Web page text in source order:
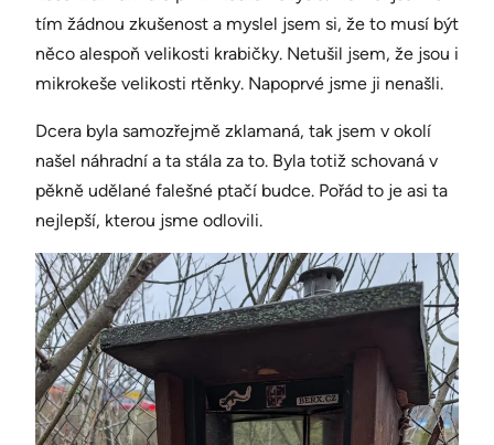
tím žádnou zkušenost a myslel jsem si, že to musí být
něco alespoň velikosti krabičky. Netušil jsem, že jsou i
mikrokeše velikosti rtěnky. Napoprvé jsme ji nenašli.
Dcera byla samozřejmě zklamaná, tak jsem v okolí
našel náhradní a ta stála za to. Byla totiž schovaná v
pěkně udělané falešné ptačí budce. Pořád to je asi ta
nejlepší, kterou jsme odlovili.